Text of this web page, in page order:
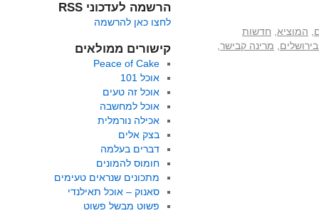
המוציא חדשות
מרינה קבישר
הרשמה לעדכוני RSS
לחצו כאן להרשמה
קישורים ממולאים
Peace of Cake
אוכל 101
אוכל זה טעים
אוכל למחשבה
אכילה נורמלית
בצק אלים
דברים בעלמה
חומוס להמונים
מתכונים שנראים טעימים
סאנוק – אוכל תאילנדי
פשוט מבשל פשוט